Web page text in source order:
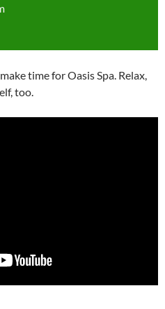
time for Oasis Spa. Relax,
too.